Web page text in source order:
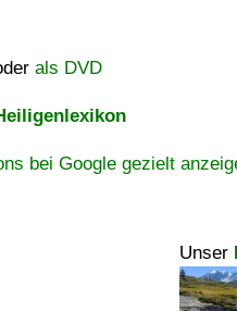
als DVD
bei Google gezielt
Unser